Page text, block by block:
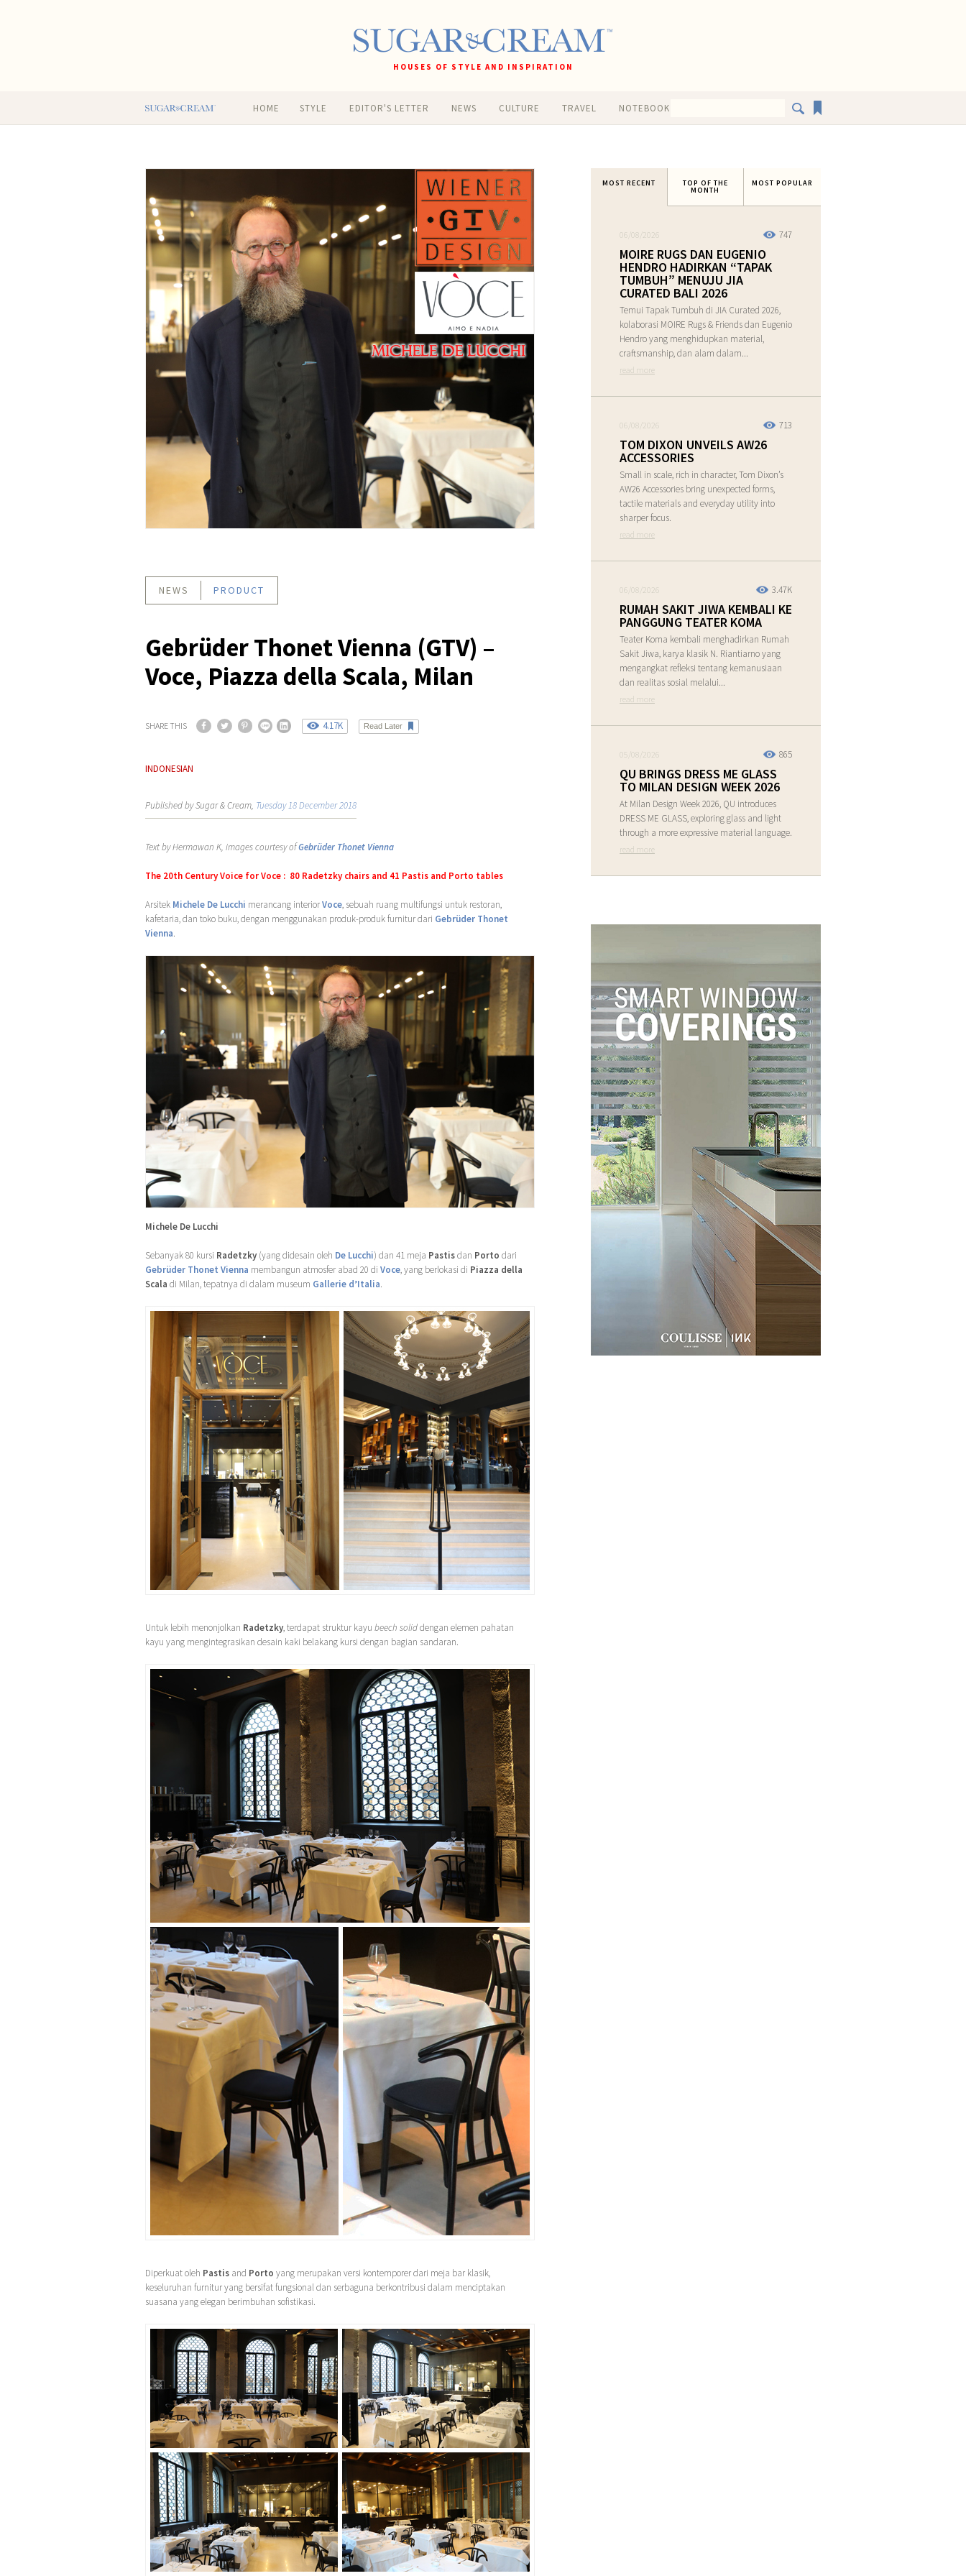
HOUSES OF STYLE AND INSPIRATION
HOME STYLE EDITOR'S LETTER NEWS CULTURE TRAVEL NOTEBOOK
NEWS PRODUCT
Gebrüder Thonet Vienna (GTV) –
Voce, Piazza della Scala, Milan
SHARE THIS 4.17K Read Later
INDONESIAN
Published by Sugar & Cream, Tuesday 18 December 2018
Text by Hermawan K, images courtesy ofGebrüder Thonet Vienna
The 20th Century Voice for Voce : 80 Radetzky chairs and 41 Pastis and Porto tables
Arsitek Michele De Lucchi merancang interiorVoce, sebuah ruang multifungsi untuk restoran,
kafetaria, dan toko buku, dengan menggunakan produk-produk furnitur dari Gebrüder Thonet
Vienna.
Michele De Lucchi
Sebanyak 80 kursi Radetzky (yang didesain oleh De Lucchi) dan 41 meja Pastisdan Porto dari
Gebrüder Thonet Vienna membangun atmosfer abad 20 di Voce, yang berlokasi di Piazza della
Scala di Milan, tepatnya di dalam museum Gallerie d’Italia.
Untuk lebih menonjolkan Radetzky, terdapat struktur kayu beech soliddengan elemen pahatan
kayu yang mengintegrasikan desain kaki belakang kursi dengan bagian sandaran.
Diperkuat oleh Pastis and Porto yang merupakan versi kontemporer dari meja bar klasik,
keseluruhan furnitur yang bersifat fungsional dan serbaguna berkontribusi dalam menciptakan
suasana yang elegan berimbuhan sofistikasi.
MOST RECENT TOP OF THE
MONTH
MOST POPULAR
747
06/08/2026
MOIRE RUGS DAN EUGENIO
HENDRO HADIRKAN “TAPAK
TUMBUH” MENUJU JIA
CURATED BALI 2026
Temui Tapak Tumbuh di JIA Curated 2026,
kolaborasi MOIRE Rugs & Friends dan Eugenio
Hendro yang menghidupkan material,
craftsmanship, dan alam dalam...
read more
713
06/08/2026
TOM DIXON UNVEILS AW26
ACCESSORIES
Small in scale, rich in character, Tom Dixon’s
AW26 Accessories bring unexpected forms,
tactile materials and everyday utility into
sharper focus.
read more
3.47K
06/08/2026
RUMAH SAKIT JIWA KEMBALI KE
PANGGUNG TEATER KOMA
Teater Koma kembali menghadirkan Rumah
Sakit Jiwa, karya klasik N. Riantiarno yang
mengangkat refleksi tentang kemanusiaan
dan realitas sosial melalui...
read more
865
05/08/2026
QU BRINGS DRESS ME GLASS
TO MILAN DESIGN WEEK 2026
At Milan Design Week 2026, QU introduces
DRESS ME GLASS, exploring glass and light
through a more expressive material language.
read more